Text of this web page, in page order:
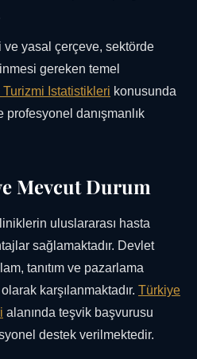
ve yasal çerçeve, sektörde
gereken temel
Turizmi Istatistikleri konusunda
danışmanlık
Mevcut Durum
uluslararası hasta
sağlamaktadır. Devlet
tanıtım ve pazarlama
karşılanmaktadır. Türkiye
alanında teşvik başvurusu
destek verilmektedir.